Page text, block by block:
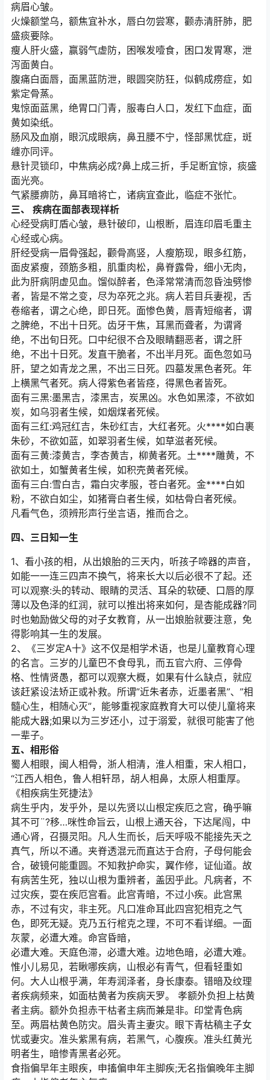
病眉心皱。
火燥额堂乌，额焦宜补水，唇白勿尝寒，颧赤清肝肺，肥
盛痰要除。
瘦人肝火盛，赢弱气虚防，困喉发噎食，困口发胃寒，泄
泻面黄白。
腹痛白面唇，面黑蓝防泄，眼圆突防狂，似鹤成痨症，如
紫定骨蒸。
鬼惊面蓝黑，绝胃口门青，服毒白人口，发红下血症，面
黄如染纸。
肠风及血崩，眼沉成眼病，鼻丑腰不宁，怪部黑忧症，斑
缠亦同评。
悬针灵锁印，中焦病必成?鼻上成三折，手足断宜惊，痰盛
面光亮。
气紧腰痹防，鼻耳暗将亡，诸病宜查此，临症不张忙。
三、 疾病在面部表现祥析
心经受病盯盾心皱，悬针破印，山根断，眉连印眉毛重主
心经或心病。
肝经受病一眉骨强起，颧骨高竖，人瘦筋现，眼多红筋，
面皮紧瘦，颈筋多粗，肌重肉松，鼻脊露骨，细小无肉，
此为肝病阴虚见血。馏似醉者，色泽常常清而忽昏浊劈惨
者，皆是不常之变，尽为卒死之兆。病人若目兵妻视，舌
卷缩者，谓之心绝，即日死。面惨色黄，唇青短缩者，谓
之脾绝，不出十日死。齿牙干焦，耳黑而聋者，为谓肾
绝，不出旬日死。口中纪很不合及眼睛翻恶者，谓之肝
绝，不出十日死。发直干脆者，不出半月死。面色忽如马
肝，望之如青龙之黑，不出三日死。四墓发黑色者死。年
上横黑气者死。病人得紫色者皆痉，得黑色者皆死。
面有三黑:墨黑吉，漆黑吉，炭黑凶。水色如黑漆，不欲如
炭，如乌羽者生候，如烟煤者死候。
面有三红:鸡冠红吉，朱砂红吉，大红者死。火****如白裹
朱砂，不欲如蓝，如翠羽者生候，如草滋者死候。
面有三黄:漆黄吉，李杏黄吉，柳黄者死。土****雕黄，不
欲如土，如蟹黄者生候，如积壳黄者死候。
面有三白:雪白吉，霜白灾孝服，苍白者死。金****白如
粉，不欲白如尘，如猪膏白者生候，如枯骨白者死候。
凡看气色，须辨形声行坐言语，推而合之。
四、三日知一生
1、看小孩的相，从出娘胎的三天内，听孩子啼器的声音，
如能一一连三四声不换气，将来长大以后必很不了起。还
可以观察:头的转动、眼睛的灵活、耳朵的软硬、口唇的厚
薄以及色泽的红润，就可以推出将来如何，是杏能成器?同
时也勉励做父母的对子女教育，从一出娘胎就要注意，免
得影响其一生的发展。
2、《三岁定A十》这不仅是相学术语，也是儿童教育心理
的名言。三岁的儿童巴不食母乳，而五官六府、三停骨
格、性情贤愚，都可以观察大概，如果有什么缺点，就应
该赶紧设法矫正或补救。所谓”近朱者赤，近墨者黑”、”相
髓心生，相随心灭”，能够重视家庭教育大可以使儿童将来
能成大器;如果以为三岁还小，过于溺爱，就很可能害了他
一辈子。
五、相形俗
蜀人相眼，闽人相骨，浙人相清，淮人相重，宋人相口，
“江西人相色，鲁人相轩昂，胡人相鼻，太原人相重厚。
《相疾病生死捷法》
病生乎内，发乎外，是以先贤以山根定疾厄之宫，确乎嘛
其不可¨?移…咪性命旨云，山根上通天谷，下达尾闯，中
通心肾，召摄灵阳。凡人生而长，后天呼吸不能接先天之
真气，所以不通。夹脊透混元而直达于合府，子母何能会
合，破镜何能重圆。不知救护命实，翼作修，证仙道。故
有病苦生死，独以山根为重辨者，盖因乎此。凡病者，不
过灾疾，耍在疾厄宫看。此宫青暗，不过小疾。此宫黑
赤，不过有灾，非主死。凡口准命耳此四宫犯相克之气
色，即死无疑。克乃五行棺克之理，不可不看详细。一面
灰蒙，必遭大难。命宫昏暗，
必遭大难。天庭色滞，必遭大难。边地色暗，必遭大难。
惟小儿易见，若瞅哪疾病，山根必有青气，但看轻重如
何。大人山根乎满，年寿润泽者，身长康泰。错暗及纹理
者疾病频来，如面枯黄者为疾病天罗。 孝额外负担上枯黄
者主病。额外负担赤干枯者主病而兼是非。印堂青色病
至。两眉枯黄色防灾。眉头青主妻灾。眼下青枯稿主子女
忧或妻灾。准头紫黑有病，若黑气，心腹疾。准头红黄光
明者生，暗惨青黑者必死。
食指偏早年主眼疾，申搐偏申年主脚疾;无名指偏晚年主脚